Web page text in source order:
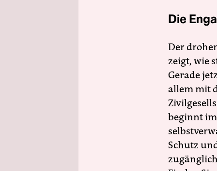
Die
Der
zeigt, wie
Gerade
allem mit
beginnt
Schutz